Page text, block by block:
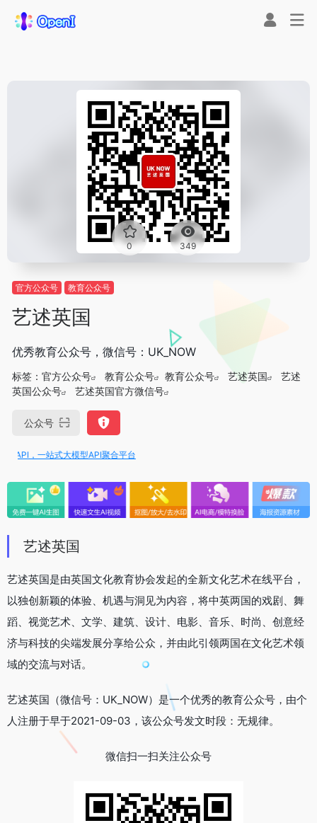
0 349
官方公众号 教育公众号
艺述英国
优秀教育公众号，微信号：UK_NOW
标签： 官方公众号 教育公众号 教育公众号 艺述英国
艺述
英国公众号
艺述英国官方微信号
公众号
，一站式大模型API聚合平台
艺述英国
艺述英国是由英国文化教育协会发起的全新文化艺术在线平台，
以独创新颖的体验、机遇与洞见为内容，将中英两国的戏剧、舞
蹈、视觉艺术、文学、建筑、设计、电影、音乐、时尚、创意经
济与科技的尖端发展分享给公众，并由此引领两国在文化艺术领
域的交流与对话。
艺述英国（微信号：UK_NOW）是一个优秀的教育公众号，由个
人注册于早于2021-09-03，该公众号发文时段：无规律。
微信扫一扫关注公众号